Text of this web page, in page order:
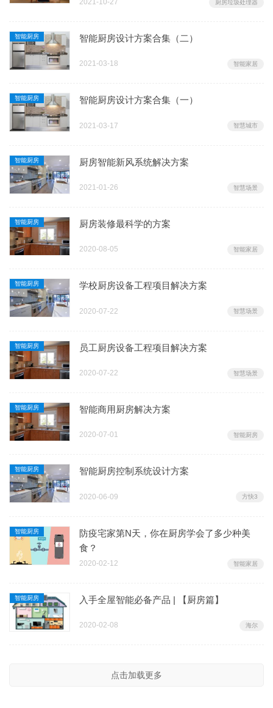
2021-10-27 厨房垃圾处理器
智能厨房 智能厨房设计方案合集（二）
2021-03-18 智能家居
智能厨房 智能厨房设计方案合集（一）
2021-03-17 智慧城市
智能厨房 厨房智能新风系统解决方案
2021-01-26 智慧场景
智能厨房 厨房装修最科学的方案
2020-08-05 智能家居
智能厨房 学校厨房设备工程项目解决方案
2020-07-22 智慧场景
智能厨房 员工厨房设备工程项目解决方案
2020-07-22 智慧场景
智能厨房 智能商用厨房解决方案
2020-07-01 智能厨房
智能厨房 智能厨房控制系统设计方案
2020-06-09 方快3
智能厨房
防疫宅家第N天，你在厨房学会了多少种美
食？
2020-02-12 智能家居
智能厨房 入手全屋智能必备产品 | 【厨房篇】
2020-02-08 海尔
点击加载更多